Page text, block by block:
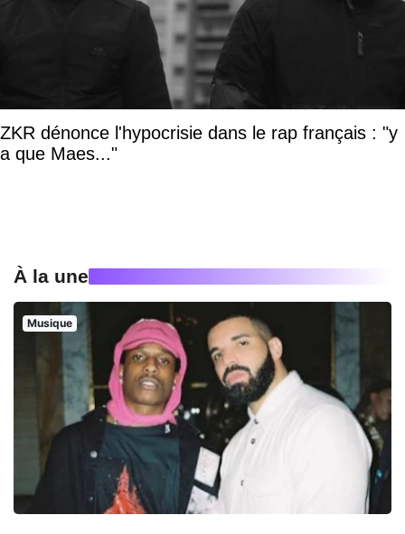
ZKR dénonce l'hypocrisie dans le rap français : "y
a que Maes..."
À la une
Musique